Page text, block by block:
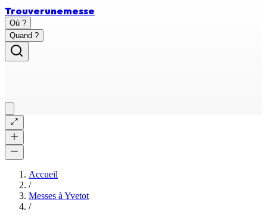
Trouverunemesse
Où ?
Quand ?
Accueil
/
Messes à Yvetot
/